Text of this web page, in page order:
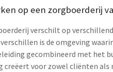
op een zorgboerderij
verschilt op
is de omgeving
gecombineerd met het
voor zowel cliënten als